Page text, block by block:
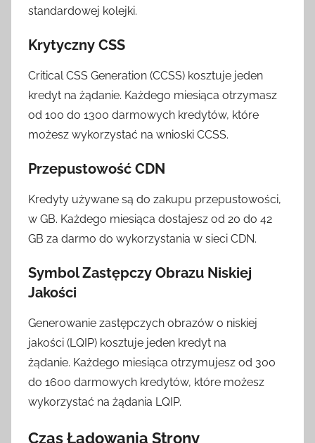
standardowej kolejki.
Krytyczny CSS
Critical CSS Generation (CCSS) kosztuje jeden
kredyt na żądanie. Każdego miesiąca otrzymasz
od 100 do 1300 darmowych kredytów, które
możesz wykorzystać na wnioski CCSS.
Przepustowość CDN
Kredyty używane są do zakupu przepustowości,
w GB. Każdego miesiąca dostajesz od 20 do 42
GB za darmo do wykorzystania w sieci CDN.
Symbol Zastępczy Obrazu Niskiej
Jakości
Generowanie zastępczych obrazów o niskiej
jakości (LQIP) kosztuje jeden kredyt na
żądanie. Każdego miesiąca otrzymujesz od 300
do 1600 darmowych kredytów, które możesz
wykorzystać na żądania LQIP.
Czas Ładowania Strony